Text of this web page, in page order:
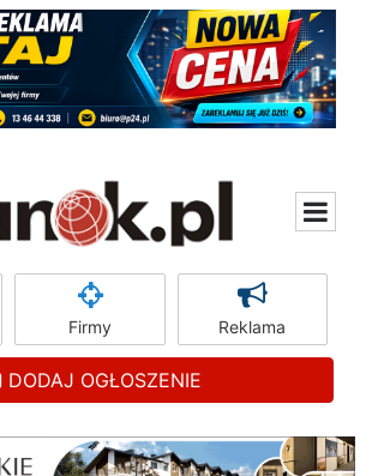
Firmy Reklama
DODAJ OGŁOSZENIE